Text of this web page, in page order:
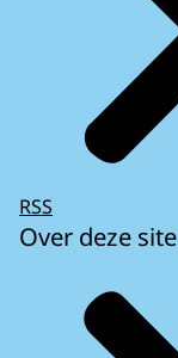
RSS
Over deze site